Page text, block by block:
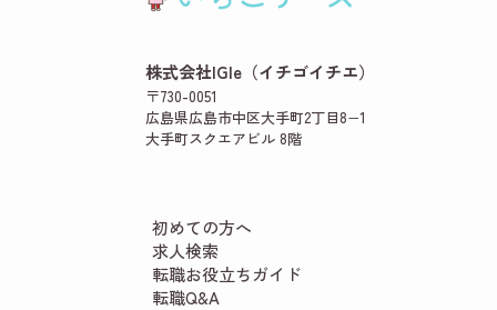
株式会社IGIe（イチゴイチエ）
〒730-0051
広島県広島市中区大手町2丁目8−1
大手町スクエアビル 8階
初めての方へ
求人検索
転職お役立ちガイド
転職Q&A